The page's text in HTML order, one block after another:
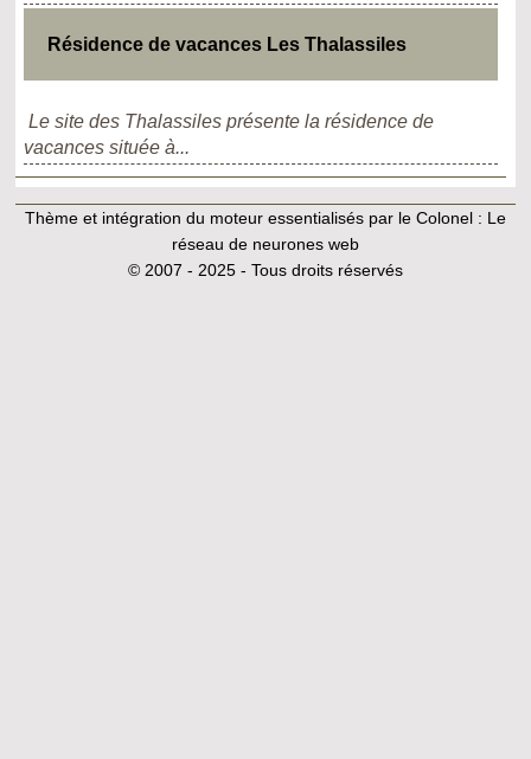
Résidence de vacances Les Thalassiles
Le site des Thalassiles présente la résidence de
vacances située à...
Thème et intégration du moteur essentialisés par le Colonel : Le
réseau de neurones web
© 2007 - 2025 - Tous droits réservés